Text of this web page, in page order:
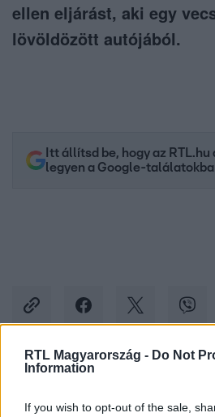
RTL Magyarország - Do Not
Information
If you wish to opt-out of the sale,
ellen eljárást, aki egy
lövöldözött autójából.
Itt állítsd be, hogy az
legyen a Google-
Facebookon is!